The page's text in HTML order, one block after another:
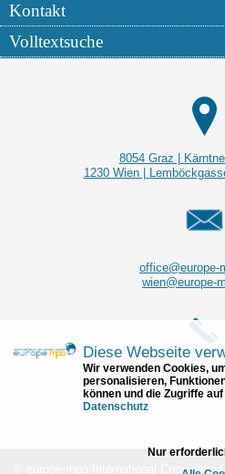
Kontakt
Volltextsuche
8054 Graz |
1230 Wien |
office@europe-
wien@europe-
Graz +43 (0) 50
Wien +43 (0) 50 50
© europe-mpo International Consulting
Diese Webseite
Wir verwenden Cookies,
personalisieren,
können und die Zugriffe
Datenschutz
Nur